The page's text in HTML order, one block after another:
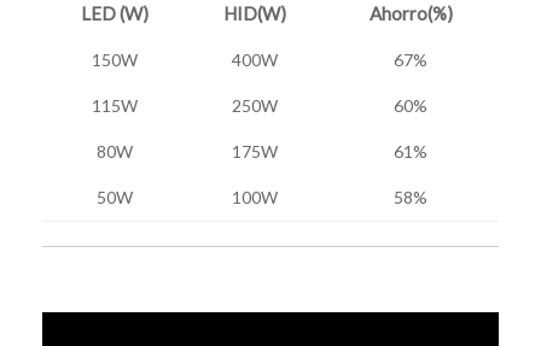
LED (W) HID(W) Ahorro(%)
150W 400W 67%
115W 250W 60%
80W 175W 61%
50W 100W 58%